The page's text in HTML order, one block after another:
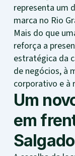
representa um
marca no Rio
Mais do que
reforça a
estratégica da
de negócios, à
corporativo e à
Um
em